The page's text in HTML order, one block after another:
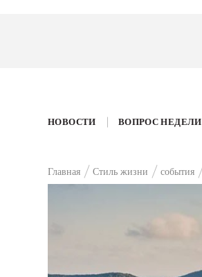
НОВОСТИ ВОПРОС НЕДЕЛИ
Главная Стиль жизни события